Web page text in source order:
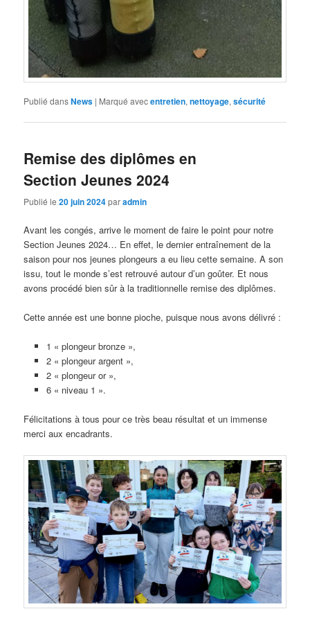
Publié dansNews | Marqué avecentretien,nettoyage,sécurité
Remise des diplômes en
Section Jeunes 2024
Publié le20 juin 2024paradmin
Avant les congés, arrive le moment de faire le point pour notre
Section Jeunes 2024… En effet, le dernier entraînement de la
saison pour nos jeunes plongeurs a eu lieu cette semaine. A son
issu, tout le monde s’est retrouvé autour d’un goûter. Et nous
avons procédé bien sûr à la traditionnelle remise des diplômes.
Cette année est une bonne pioche, puisque nous avons délivré :
1 « plongeur bronze »,
2 « plongeur argent »,
2 « plongeur or »,
6 « niveau 1 ».
Félicitations à tous pour ce très beau résultat et un immense
merci aux encadrants.